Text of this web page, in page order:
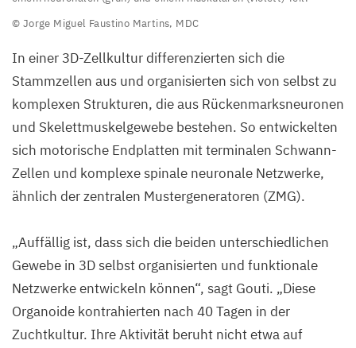
100
Tage
lang
im
Labor
kultiviert,
mit
einem
(grün)
und
einem
muskulären
(violett)
© Jorge Miguel Faustino Martins, MDC
In einer 3D-Zellkultur differenzierten sich die
Stammzellen aus und organisierten sich von selbst zu
komplexen Strukturen, die aus Rückenmarksneuronen
und Skelettmuskelgewebe bestehen. So entwickelten
sich motorische Endplatten mit terminalen Schwann-
Zellen und komplexe spinale neuronale Netzwerke,
ähnlich derzentralen Mustergeneratoren (ZMG).
„Auffällig ist, dass sich die beiden unterschiedlichen
Gewebe in 3Dselbst organisierten und funktionale
Netzwerke entwickeln können“, sagt Gouti. „Diese
Organoide kontrahierten nach 40Tagen in der
Zuchtkultur. Ihre Aktivität beruht nicht etwa auf